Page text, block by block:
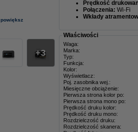
powiększ
3
Prędkość
Połączenia: Wi-Fi
Wkłady
Właściwości
Waga:
Marka:
Typ:
Funkcja:
Kolor:
Wyświetlacz:
Poj. zasobnika wej.:
Miesięczne obciążenie:
Pierwsza strona kolor po:
Pierwsza strona mono po:
Prędkość druku kolor:
Prędkość druku mono:
Rozdzielczość druku:
Rozdzielczość skanera: